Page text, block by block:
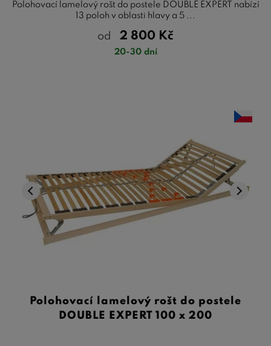
Polohovací lamelový rošt do postele DOUBLE EXPERT nabízí
13 poloh v oblasti hlavy a 5 ...
od 2 800 Kč
20-30 dní
Polohovací lamelový rošt do postele
DOUBLE EXPERT 100 x 200